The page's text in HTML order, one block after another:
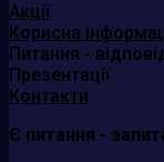
Акції
Корисна
Питання -
Презентації
Контакти
Є питання -